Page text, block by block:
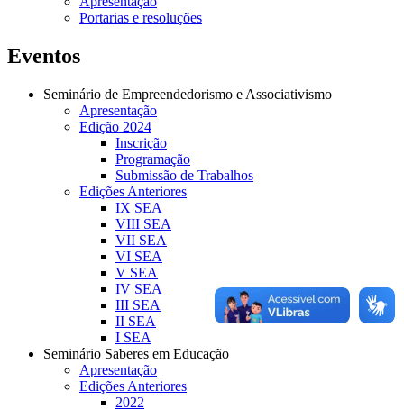
Portarias e resoluções
Eventos
Seminário de Empreendedorismo e Associativismo
Apresentação
Edição 2024
Inscrição
Programação
Submissão de Trabalhos
Edições Anteriores
IX SEA
VIII SEA
VII SEA
VI SEA
V SEA
IV SEA
III SEA
II SEA
I SEA
Seminário Saberes em Educação
Apresentação
Edições Anteriores
2022